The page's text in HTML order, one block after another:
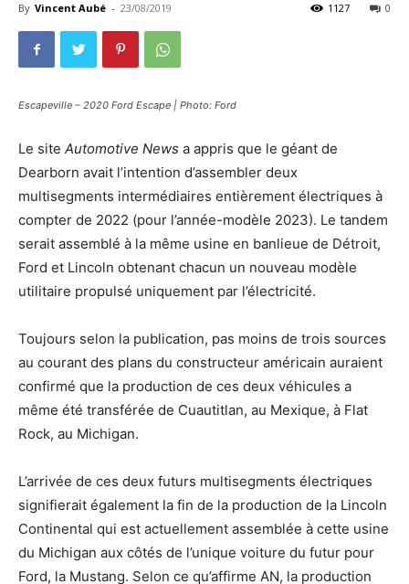
By Vincent Aubé - 23/08/2019 0
1127
Escapeville – 2020 Ford Escape | Photo: Ford
Le site Automotive News a appris que le géant de
Dearborn avait l’intention d’assembler deux
multisegments intermédiaires entièrement électriques à
compter de 2022 (pour l’année-modèle 2023). Le tandem
serait assemblé à la même usine en banlieue de Détroit,
Ford et Lincoln obtenant chacun un nouveau modèle
utilitaire propulsé uniquement par l’électricité.
Toujours selon la publication, pas moins de trois sources
au courant des plans du constructeur américain auraient
confirmé que la production de ces deux véhicules a
même été transférée de Cuautitlan, au Mexique, à Flat
Rock, au Michigan.
L’arrivée de ces deux futurs multisegments électriques
signifierait également la fin de la production de la Lincoln
Continental qui est actuellement assemblée à cette usine
du Michigan aux côtés de l’unique voiture du futur pour
Ford, la Mustang. Selon ce qu’affirme AN, la production